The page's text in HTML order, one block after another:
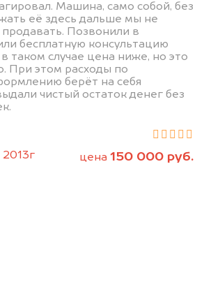
Машина, само собой, без
её здесь дальше мы не
Позвонили в
бесплатную консультацию
таком случае цена ниже, но это
При этом расходы по
берёт на себя
чистый остаток денег без
2013г
цена 150 000 руб.